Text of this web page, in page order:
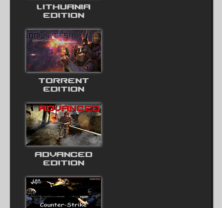
LITHUANIA
EDITION
TORRENT
EDITION
ADVANCED
EDITION